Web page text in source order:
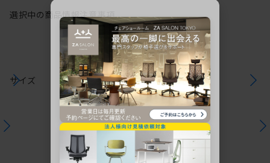
選択中の商品情報注意事項
サイズ